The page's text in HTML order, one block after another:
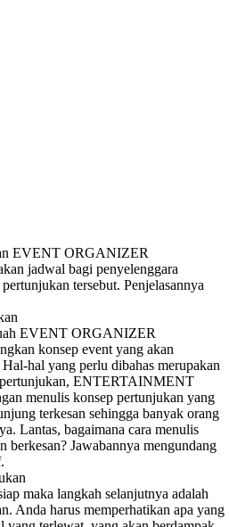
EVENT ORGANIZER
jadwal bagi penyelenggara
tersebut. Penjelasannya
EVENT ORGANIZER
konsep event yang akan
hal yang perlu dibahas merupakan
ENTERTAINMENT
menulis konsep pertunjukan yang
terkesan sehingga banyak orang
Lantas, bagaimana cara menulis
berkesan? Jawabannya mengundang
maka langkah selanjutnya adalah
Anda harus memperhatikan apa yang